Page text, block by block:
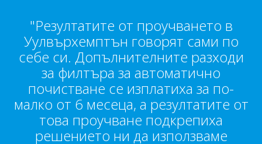
"Резултатите от проучването в
Уулвърхемптън говорят сами по
себе си. Допълнителните разходи
за филтъра за автоматично
почистване се изплатиха за по-
малко от 6 месеца, а резултатите от
това проучване подкрепиха
решението ни да използваме